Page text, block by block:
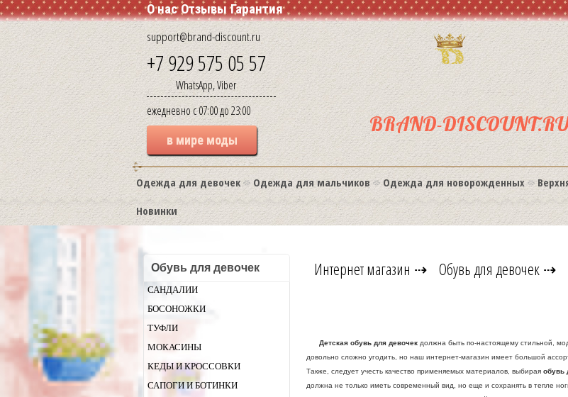
О нас Отзывы Гарантия
support@brand-discount.ru
+7 929 575 05 57
WhatsApp, Viber
ежедневно с 07:00 до 23:00
в мире моды
BRAND-
Одежда для девочек Одежда для мальчиков Одежда для новорожденных
Новинки
Обувь для девочек
САНДАЛИИ
БОСОНОЖКИ
ТУФЛИ
МОКАСИНЫ
КЕДЫ И КРОССОВКИ
САПОГИ И БОТИНКИ
Интернет магазин ⇢ Обувь для девочек ⇢
Детская обувь для девочек должна быть по-настоящему стильной,
довольно сложно угодить, но наш интернет-магазин имеет большой
Также, следует учесть качество применяемых материалов, выбирая обувь
должна не только иметь современный вид, но еще и сохранять в тепле